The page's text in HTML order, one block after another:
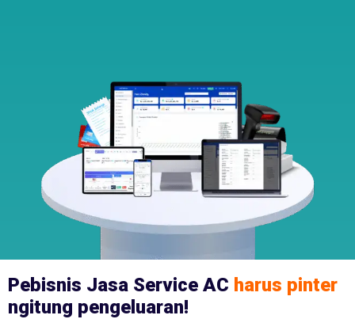
Pebisnis Jasa Service AC harus pinter
ngitung pengeluaran!